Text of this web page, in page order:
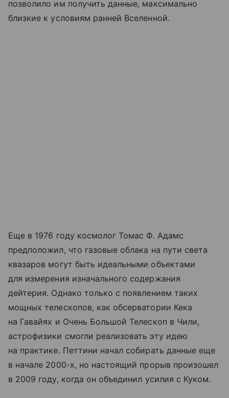
позволило им получить данные, максимально
близкие к условиям ранней Вселенной.
Еще в 1976 году космолог Томас Ф. Адамс
предположил, что газовые облака на пути света
квазаров могут быть идеальными объектами
для измерения изначального содержания
дейтерия. Однако только с появлением таких
мощных телескопов, как обсерватории Кека
на Гавайях и Очень Большой Телескоп в Чили,
астрофизики смогли реализовать эту идею
на практике. Петтини начал собирать данные еще
в начале 2000-х, но настоящий прорыв произошел
в 2009 году, когда он объединил усилия с Куком.